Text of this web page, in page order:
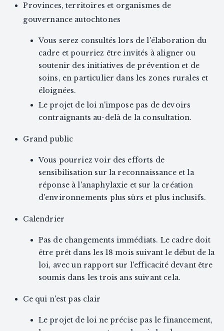
Provinces, territoires et organismes de
gouvernance autochtones
Vous serez consultés lors de l'élaboration du
cadre et pourriez être invités à aligner ou
soutenir des initiatives de prévention et de
soins, en particulier dans les zones rurales et
éloignées.
Le projet de loi n'impose pas de devoirs
contraignants au-delà de la consultation.
Grand public
Vous pourriez voir des efforts de
sensibilisation sur la reconnaissance et la
réponse à l'anaphylaxie et sur la création
d'environnements plus sûrs et plus inclusifs.
Calendrier
Pas de changements immédiats. Le cadre doit
être prêt dans les 18 mois suivant le début de la
loi, avec un rapport sur l'efficacité devant être
soumis dans les trois ans suivant cela.
Ce qui n'est pas clair
Le projet de loi ne précise pas le financement,